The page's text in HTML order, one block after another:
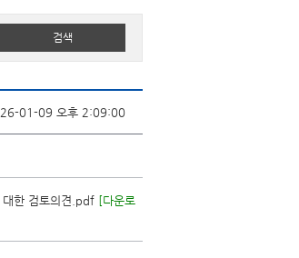
01-09 오후 2:09:00
한 검토의견.pdf [다운로